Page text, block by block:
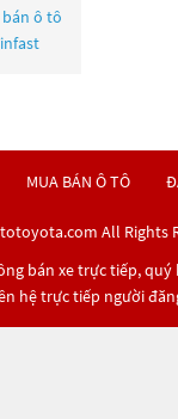
bán ô tô
MUA BÁN Ô TÔ
All Rights
bán xe trực tiếp, quý
hệ trực tiếp người